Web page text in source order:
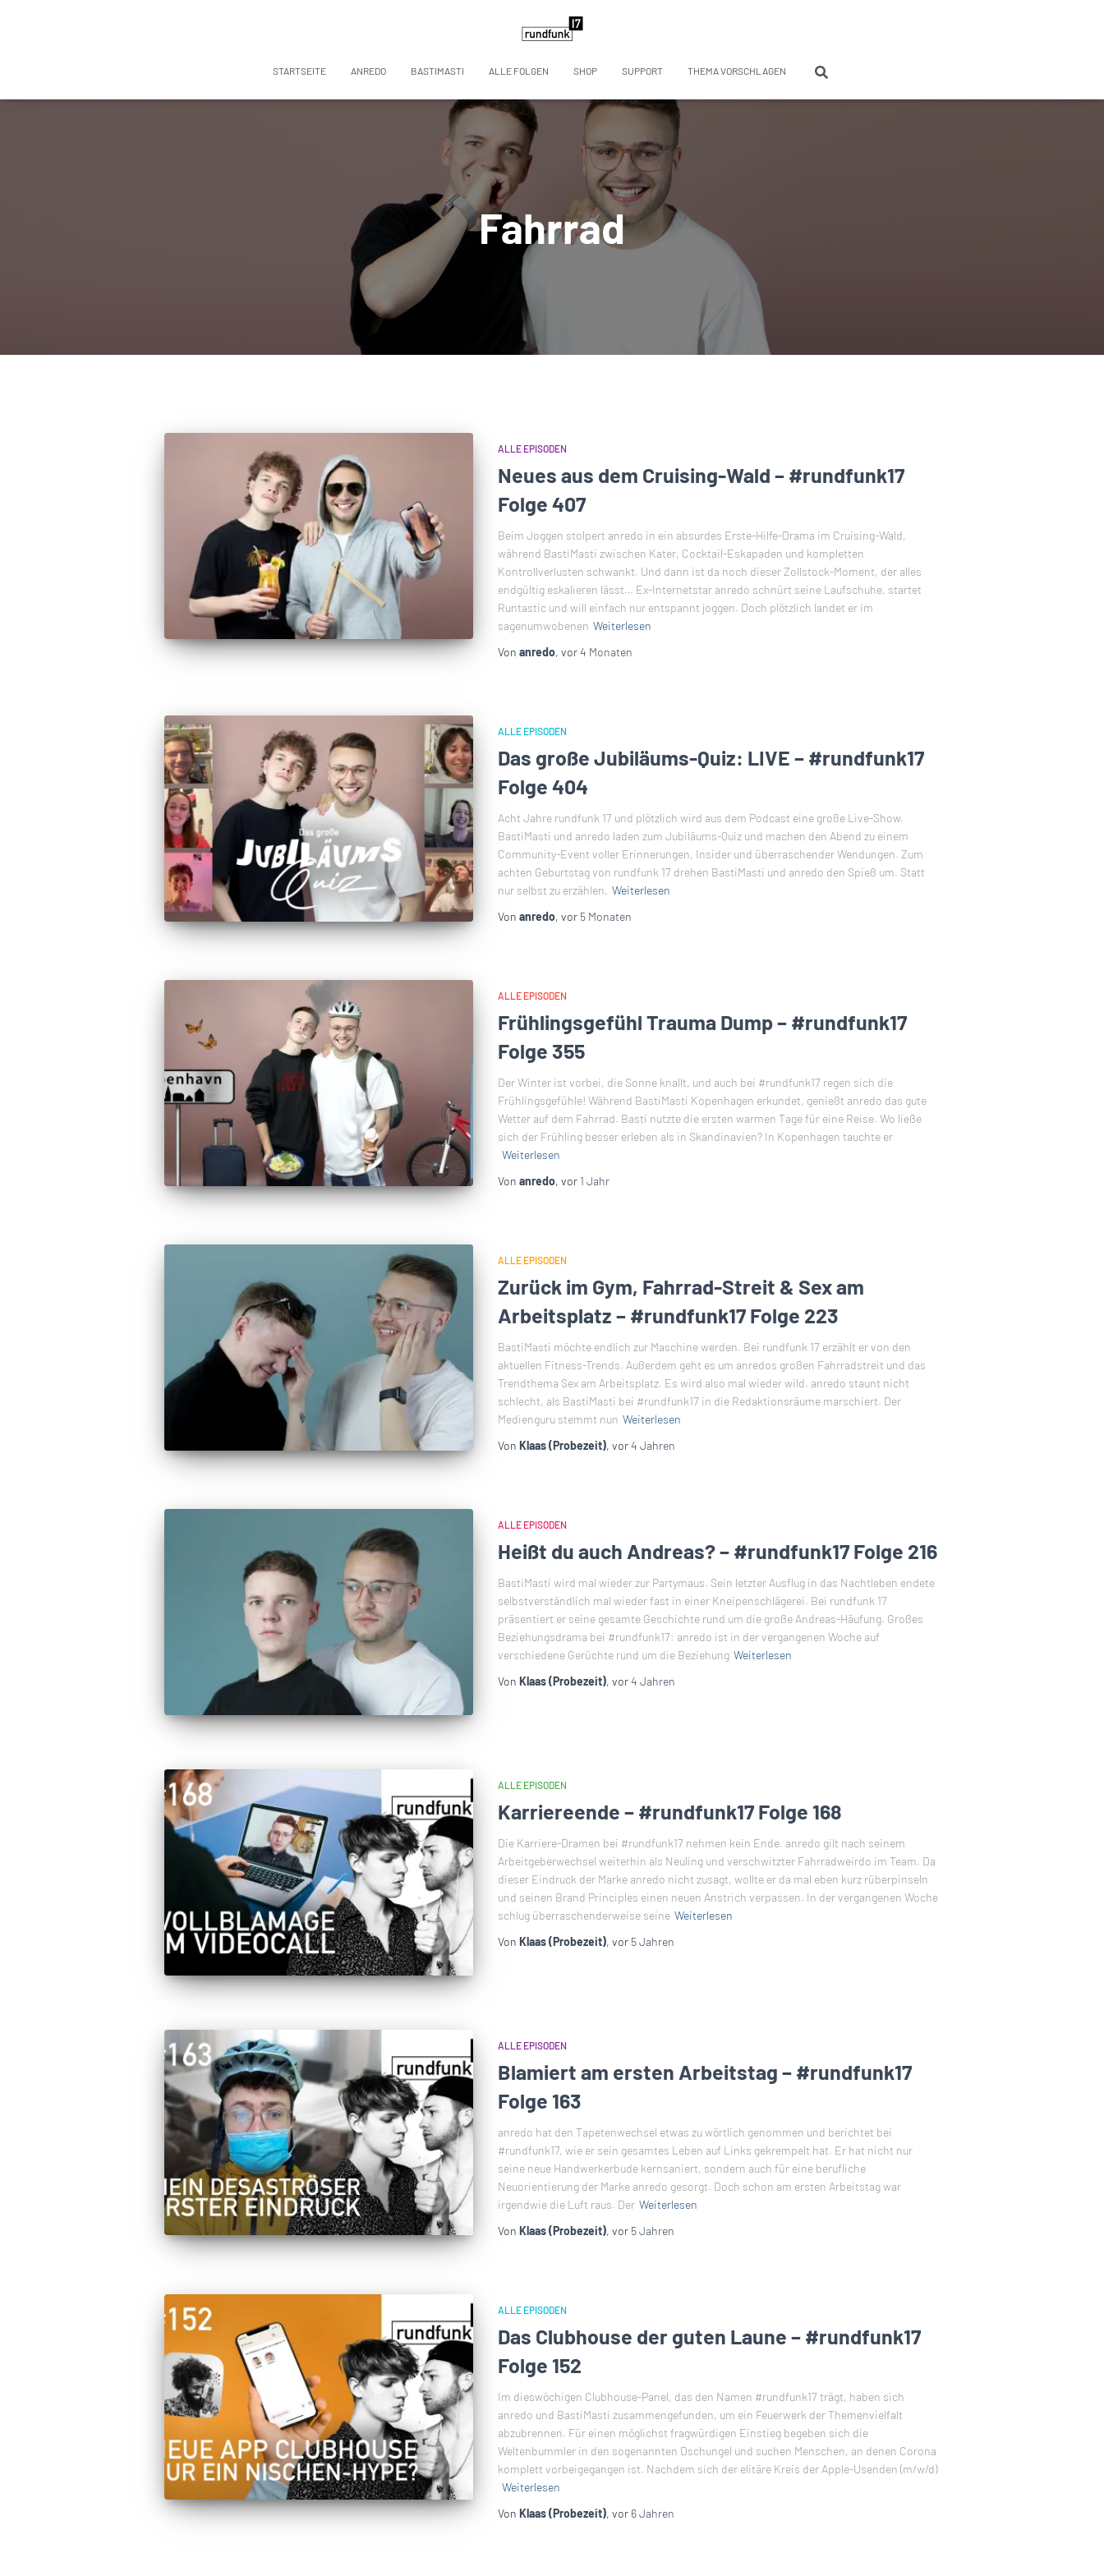
STARTSEITE ANREDO BASTIMASTI ALLE FOLGEN SHOP SUPPORT THEMA VORSCHLAGEN
Fahrrad
ALLE EPISODEN
Neues aus dem Cruising-Wald – #rundfunk17
Folge 407
Beim Joggen stolpert anredo in ein absurdes Erste-Hilfe-Drama im Cruising-Wald,
während BastiMasti zwischen Kater, Cocktail-Eskapaden und kompletten
Kontrollverlusten schwankt. Und dann ist da noch dieser Zollstock-Moment, der alles
endgültig eskalieren lässt… Ex-Internetstar anredo schnürt seine Laufschuhe, startet
Runtastic und will einfach nur entspannt joggen. Doch plötzlich landet er im
sagenumwobenen Weiterlesen
Von anredo, vor4 Monaten
ALLE EPISODEN
Das große Jubiläums-Quiz: LIVE – #rundfunk17
Folge 404
Acht Jahre rundfunk 17 und plötzlich wird aus dem Podcast eine große Live-Show.
BastiMasti und anredo laden zum Jubiläums-Quiz und machen den Abend zu einem
Community-Event voller Erinnerungen, Insider und überraschender Wendungen. Zum
achten Geburtstag von rundfunk 17 drehen BastiMasti und anredo den Spieß um. Statt
nur selbst zu erzählen, Weiterlesen
Von anredo, vor 5 Monaten
ALLE EPISODEN
Frühlingsgefühl Trauma Dump – #rundfunk17
Folge 355
Der Winter ist vorbei, die Sonne knallt, und auch bei #rundfunk17 regen sich die
Frühlingsgefühle! Während BastiMasti Kopenhagen erkundet, genießt anredo das gute
Wetter auf dem Fahrrad. Basti nutzte die ersten warmen Tage für eine Reise. Wo ließe
sich der Frühling besser erleben als in Skandinavien? In Kopenhagen tauchte er
Weiterlesen
Von anredo, vor 1 Jahr
ALLE EPISODEN
Zurück im Gym, Fahrrad-Streit & Sex am
Arbeitsplatz – #rundfunk17 Folge 223
BastiMasti möchte endlich zur Maschine werden. Bei rundfunk 17 erzählt er von den
aktuellen Fitness-Trends. Außerdem geht es um anredos großen Fahrradstreit und das
Trendthema Sex am Arbeitsplatz. Es wird also mal wieder wild. anredo staunt nicht
schlecht, als BastiMasti bei #rundfunk17 in die Redaktionsräume marschiert. Der
Medienguru stemmt nun Weiterlesen
Von Klaas (Probezeit), vor4 Jahren
ALLE EPISODEN
Heißt du auch Andreas? – #rundfunk17 Folge 216
BastiMasti wird mal wieder zur Partymaus. Sein letzter Ausflug in das Nachtleben endete
selbstverständlich mal wieder fast in einer Kneipenschlägerei. Bei rundfunk 17
präsentiert er seine gesamte Geschichte rund um die große Andreas-Häufung. Großes
Beziehungsdrama bei #rundfunk17: anredo ist in der vergangenen Woche auf
verschiedene Gerüchte rund um die Beziehung Weiterlesen
Von Klaas (Probezeit), vor4 Jahren
ALLE EPISODEN
Karriereende – #rundfunk17 Folge 168
Die Karriere-Dramen bei #rundfunk17 nehmen kein Ende. anredo gilt nach seinem
Arbeitgeberwechsel weiterhin als Neuling und verschwitzter Fahrradweirdo im Team. Da
dieser Eindruck der Marke anredo nicht zusagt, wollte er da mal eben kurz rüberpinseln
und seinen Brand Principles einen neuen Anstrich verpassen. In der vergangenen Woche
schlug überraschenderweise seine Weiterlesen
Von Klaas (Probezeit), vor 5 Jahren
ALLE EPISODEN
Blamiert am ersten Arbeitstag – #rundfunk17
Folge 163
anredo hat den Tapetenwechsel etwas zu wörtlich genommen und berichtet bei
#rundfunk17, wie er sein gesamtes Leben auf Links gekrempelt hat. Er hat nicht nur
seine neue Handwerkerbude kernsaniert, sondern auch für eine berufliche
Neuorientierung der Marke anredo gesorgt. Doch schon am ersten Arbeitstag war
irgendwie die Luft raus. Der Weiterlesen
Von Klaas (Probezeit), vor 5 Jahren
ALLE EPISODEN
Das Clubhouse der guten Laune – #rundfunk17
Folge 152
Im dieswöchigen Clubhouse-Panel, das den Namen #rundfunk17 trägt, haben sich
anredo und BastiMasti zusammengefunden, um ein Feuerwerk der Themenvielfalt
abzubrennen. Für einen möglichst fragwürdigen Einstieg begeben sich die
Weltenbummler in den sogenannten Dschungel und suchen Menschen, an denen Corona
komplett vorbeigegangen ist. Nachdem sich der elitäre Kreis der Apple-Usenden (m/w/d)
Weiterlesen
Von Klaas (Probezeit), vor 6 Jahren